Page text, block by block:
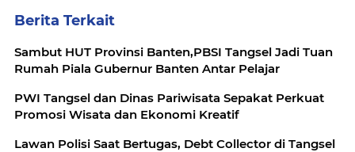
Berita Terkait
Sambut HUT Provinsi Banten,PBSI Tangsel Jadi Tuan
Rumah Piala Gubernur Banten Antar Pelajar
PWI Tangsel dan Dinas Pariwisata Sepakat Perkuat
Promosi Wisata dan Ekonomi Kreatif
Lawan Polisi Saat Bertugas, Debt Collector di Tangsel